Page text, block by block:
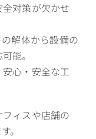
対策が欠かせ
解体から設備の
能。
心・安全な工
ィスや店舗の
。